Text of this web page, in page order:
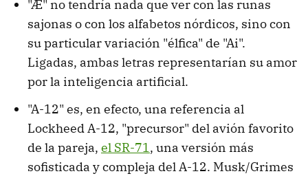
"Æ" no tendría nada que ver con las runas
sajonas o con los alfabetos nórdicos, sino con
su particular variación "élfica" de "Ai".
Ligadas, ambas letras representarían su amor
por la inteligencia artificial.
"A-12" es, en efecto, una referencia al
Lockheed A-12, "precursor" del avión favorito
de la pareja, el SR-71, una versión más
sofisticada y compleja del A-12. Musk/Grimes